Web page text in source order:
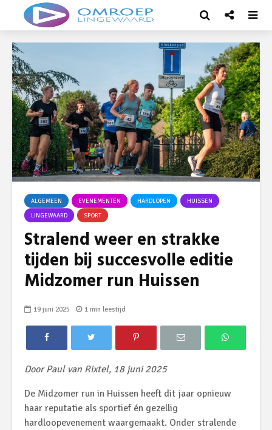
ALGEMEEN EVENEMENTEN HARDLOPEN
HUISSEN
LINGEWAARD
SPORT
Stralend weer en strakke
tijden bij succesvolle editie
Midzomer run Huissen
19 juni 2025 1 min leestijd
Door Paul van Rixtel, 18 juni 2025
De Midzomer run in Huissen heeft dit jaar opnieuw
haar reputatie als sportief én gezellig
hardloopevenement waargemaakt. Onder stralende